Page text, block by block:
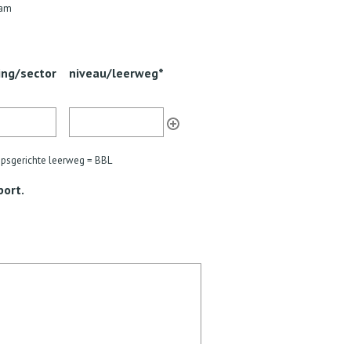
sector niveau/leerweg*
leerweg = BBL